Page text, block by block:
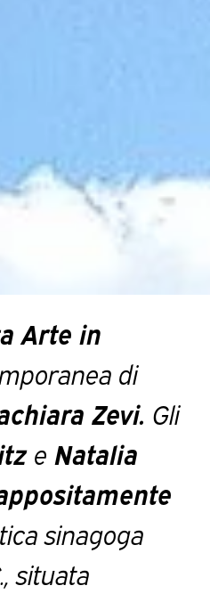
Arte in
di
Zevi. Gli
e Natalia
sinagoga
situata